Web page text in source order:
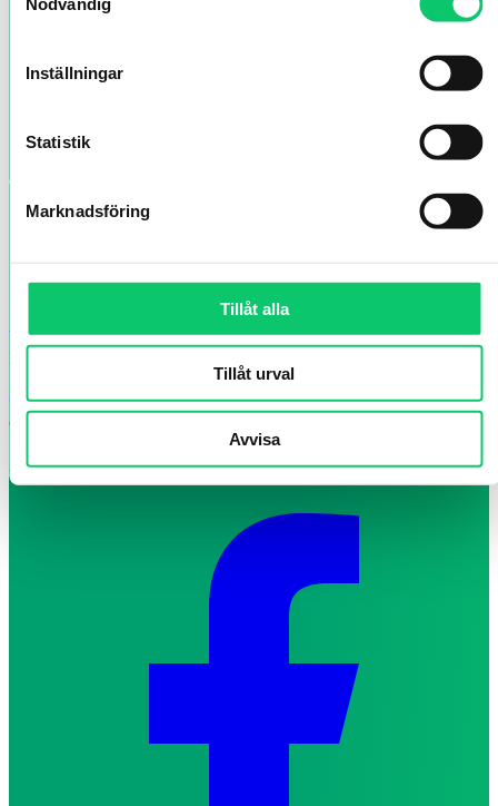
Inställningar
Statistik
Marknadsföring
Tillåt alla
Tillåt urval
Avvisa
Vallgatan 8, Jönköping, Sverige
E-post
Telefon
+46 (0)36-35 12 70